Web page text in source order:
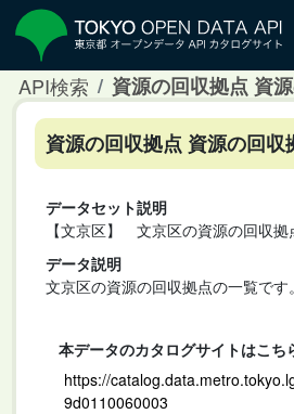
API検索 資源の回収拠点 資
資源の回収拠点 資源の回収
データセット説明
【文京区】 文京区の資源の回収拠
データ説明
文京区の資源の回収拠点の一覧です
本データのカタログサイトはこち
https://
9d0110060003